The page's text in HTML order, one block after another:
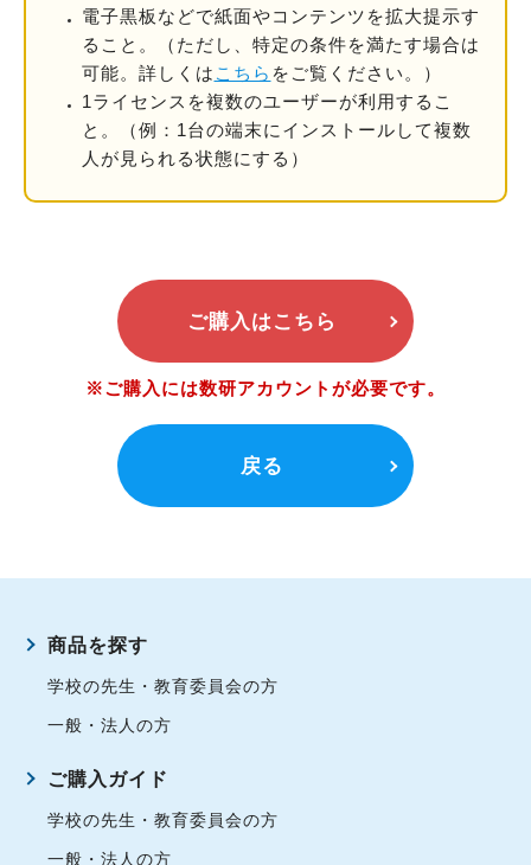
電子黒板などで紙面やコンテンツを拡大提示す
ること。
（ただし、特定の条件を満たす場合は
可能。詳しくは こちら をご覧ください。）
1ライセンスを複数のユーザーが利用するこ
と。
（例：1台の端末にインストールして複数
人が見られる状態にする）
戻る
ご購入はこちら
※ご購入には数研アカウントが必要です。
商品を探す
学校の先生・教育委員会の方
一般・法人の方
ご購入ガイド
学校の先生・教育委員会の方
一般・法人の方